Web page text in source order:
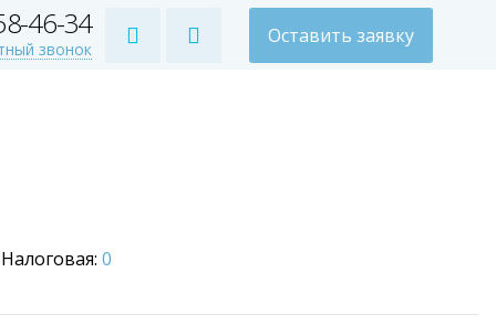
46-34
звонок
Оставить заявку
Налоговая: 0